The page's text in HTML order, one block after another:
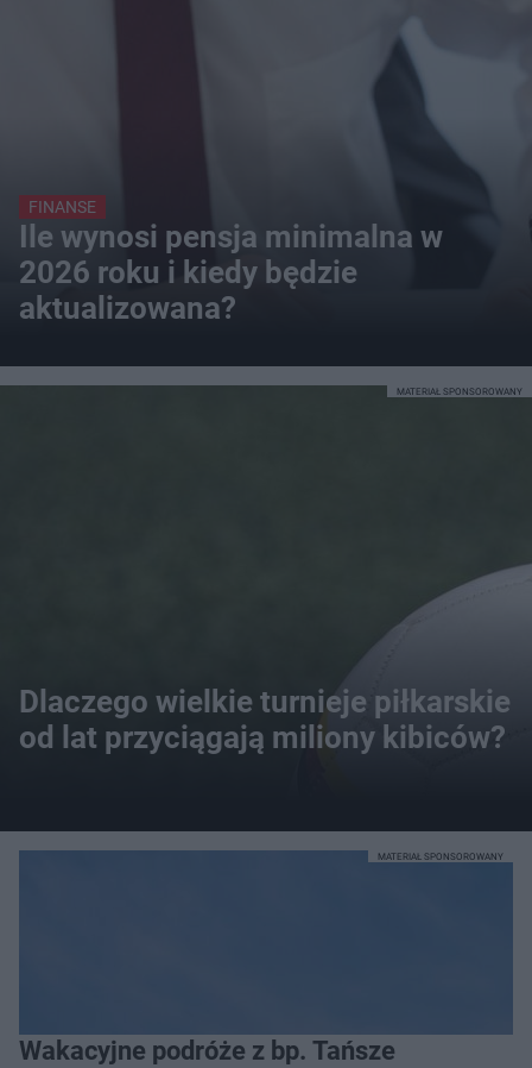
FINANSE
Ile wynosi pensja minimalna w
2026 roku i kiedy będzie
aktualizowana?
Dlaczego wielkie turnieje piłkarskie
od lat przyciągają miliony kibiców?
MATERIAŁ SPONSOROWANY
Wakacyjne podróże z bp. Tańsze
MATERIAŁ SPONSOROWANY